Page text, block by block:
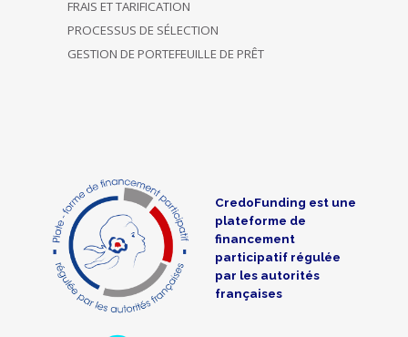
FRAIS ET TARIFICATION
PROCESSUS DE SÉLECTION
GESTION DE PORTEFEUILLE DE PRÊT
CredoFunding est une
plateforme de
financement
participatif régulée
par les autorités
françaises